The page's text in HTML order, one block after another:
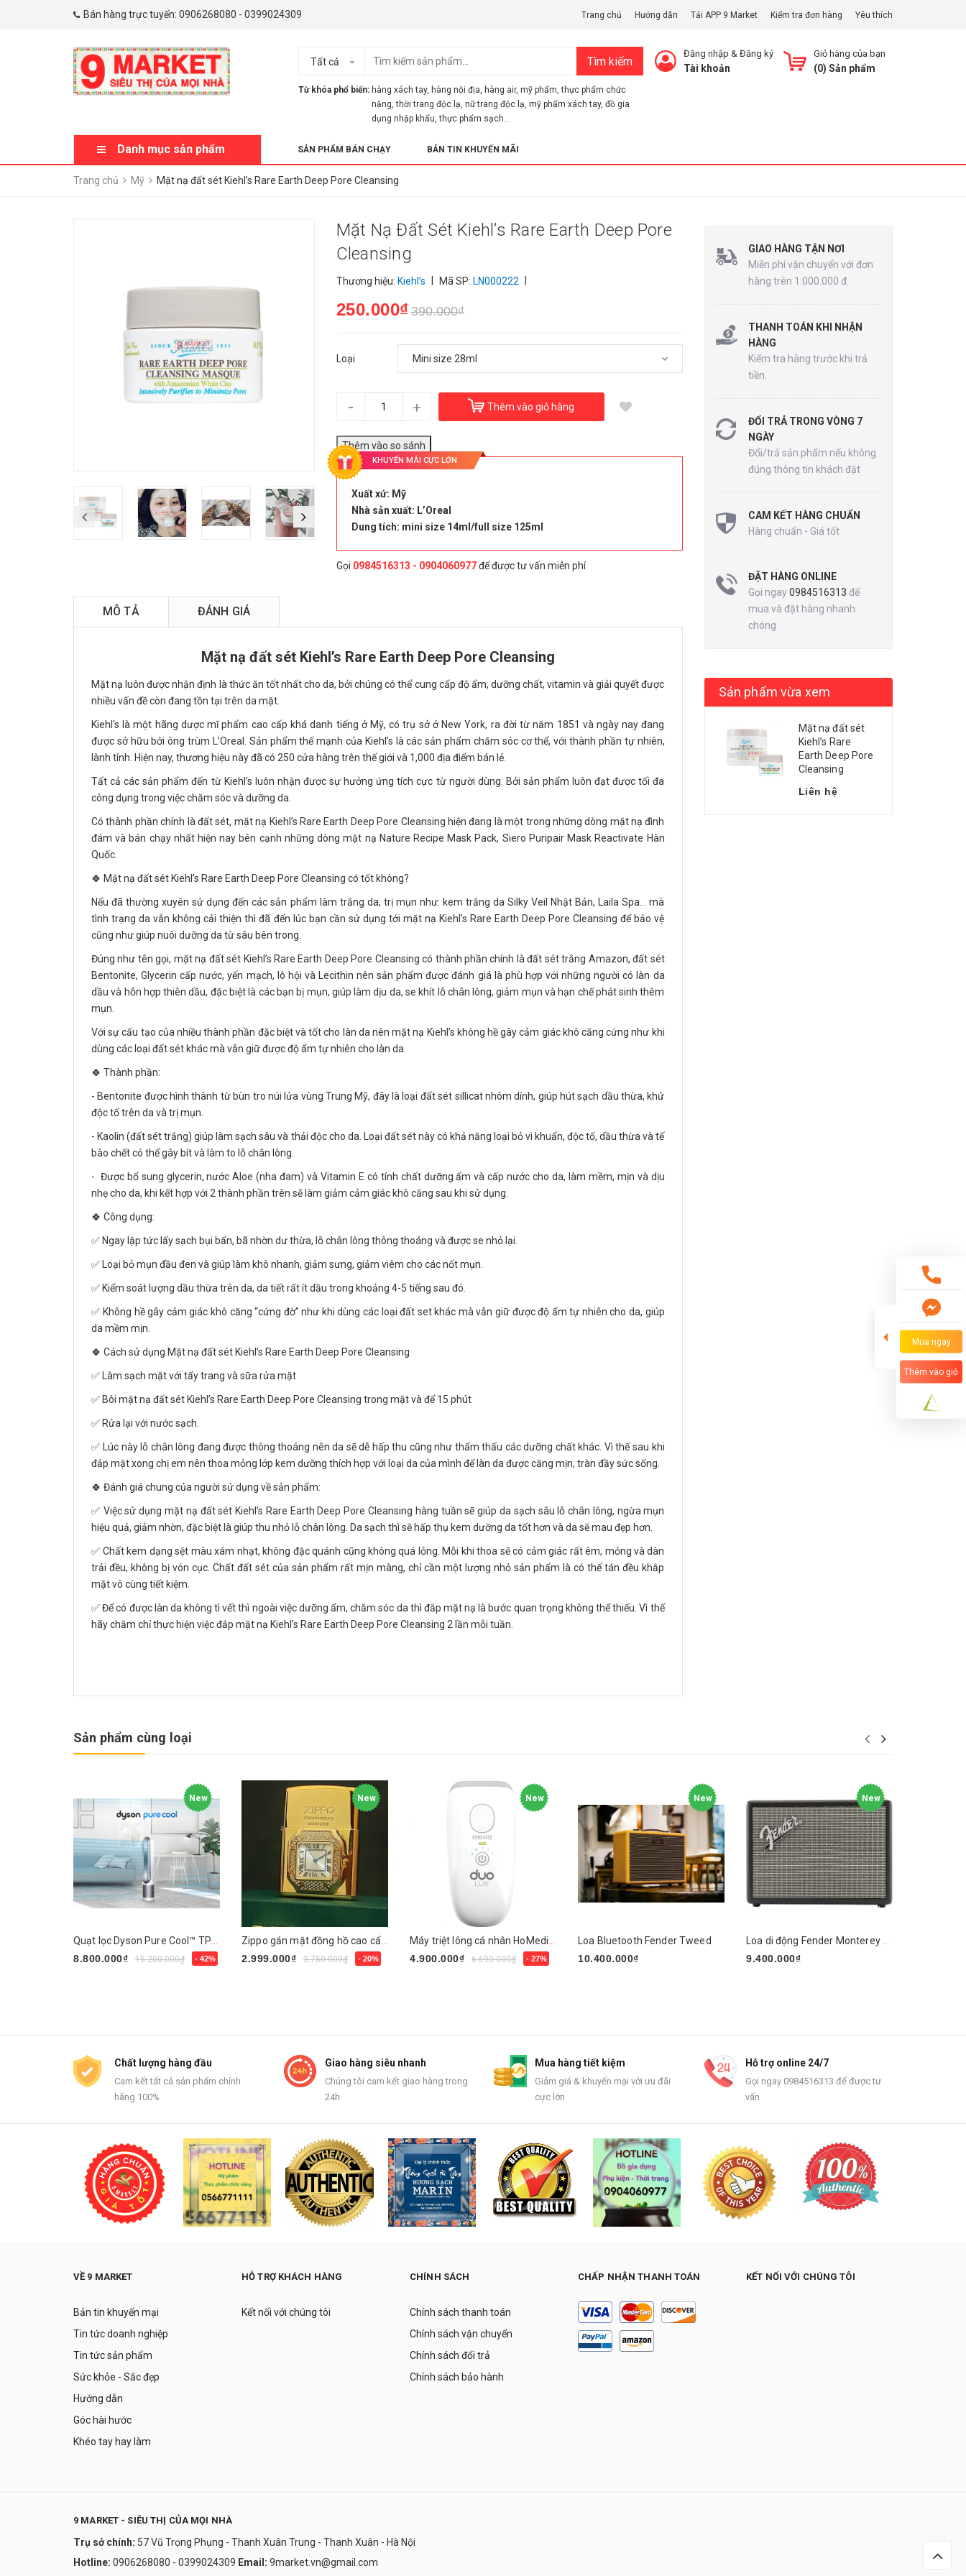
Bán hàng trực tuyến: 0906268080 - 0399024309 Trang chủ Hướng dẫn Tải APP 9 Market Kiểm tra đơn hàng Yêu thích
Tất cả Tìm kiếm
Từ khóa phổ biến: hàng xách tay, hàng nội địa, hàng air, mỹ phẩm,thực phẩm chức
năng,thời trang độc lạ, nữ trang độc lạ, mỹ phẩm xách tay, đồ gia
dụng nhập khẩu,thực phẩm sạch...
Giỏ hàng của bạn
(0) Sản phẩm
Đăng nhập & Đăng ký
Tài khoản
Danh mục sản phẩm SẢN PHẨM BÁN CHẠY BẢN TIN KHUYẾN MÃI
Trang chủ Mỹ Mặt nạ đất sét Kiehl’s Rare Earth Deep Pore Cleansing
Mặt Nạ Đất Sét Kiehl’s Rare Earth Deep Pore
Cleansing
Thương hiệu: Kiehl’s Mã SP: LN000222
250.000₫390.000₫
Loại
- + Thêm vào giỏ hàng
KHUYẾN MÃI CỰC LỚN
Xuất xứ: Mỹ
Nhà sản xuất: L’Oreal
Dung tích: mini size 14ml/full size 125ml
Gọi 0984516313 - 0904060977để được tư vấn miễn phí
MÔ TẢ ĐÁNH GIÁ
Mặt nạ đất sét Kiehl’s Rare Earth Deep Pore Cleansing
Mặt nạ luôn được nhận định là thức ăn tốt nhất cho da, bởi chúng có thể cung cấp độ ẩm, dưỡng chất, vitamin và giải quyết được
nhiều vấn đề còn đang tồn tại trên da mặt.
Kiehl's là một hãng dược mĩ phẩm cao cấp khá danh tiếng ở Mỹ, có trụ sở ở New York, ra đời từ năm 1851 và ngày nay đang
được sở hữu bởi ông trùm L’Oreal. Sản phẩm thế mạnh của Kiehl’s là các sản phẩm chăm sóc cơ thể, với thành phần tự nhiên,
lành tính. Hiện nay, thương hiệu này đã có 250 cửa hàng trên thế giới và 1,000 địa điểm bán lẻ.
Tất cả các sản phẩm đến từ Kiehl’s luôn nhận được sự hưởng ứng tích cực từ người dùng. Bởi sản phẩm luôn đạt được tối đa
công dụng trong việc chăm sóc và dưỡng da.
Có thành phần chính là đất sét, mặt nạ Kiehl’s Rare Earth Deep Pore Cleansing hiện đang là một trong những dòng mặt nạ đình
đám và bán chạy nhất hiện nay bên cạnh những dòng mặt nạ Nature Recipe Mask Pack, Siero Puripair Mask Reactivate Hàn
Quốc.
🍀 Mặt nạ đất sét Kiehl’s Rare Earth Deep Pore Cleansing có tốt không?
Nếu đã thường xuyên sử dụng đến các sản phẩm làm trắng da, trị mụn như: kem trắng da Silky Veil Nhật Bản, Laila Spa… mà
tình trạng da vẫn không cải thiện thì đã đến lúc bạn cần sử dụng tới mặt nạ Kiehl’s Rare Earth Deep Pore Cleansing để bảo vệ
cũng như giúp nuôi dưỡng da từ sâu bên trong.
Đúng như tên gọi, mặt nạ đất sét Kiehl’s Rare Earth Deep Pore Cleansing có thành phần chính là đất sét trắng Amazon, đất sét
Bentonite, Glycerin cấp nước, yến mạch, lô hội và Lecithin nên sản phẩm được đánh giá là phù hợp với những người có làn da
dầu và hỗn hợp thiên dầu, đặc biệt là các bạn bị mụn, giúp làm dịu da, se khít lỗ chân lông, giảm mụn và hạn chế phát sinh thêm
mụn.
Với sự cấu tạo của nhiều thành phần đặc biệt và tốt cho làn da nên mặt nạ Kiehl’s không hề gây cảm giác khô căng cứng như khi
dùng các loại đất sét khác mà vẫn giữ được độ ẩm tự nhiên cho làn da.
🍀 Thành phần:
- Bentonite được hình thành từ bùn tro núi lửa vùng Trung Mỹ, đây là loại đất sét sillicat nhôm dính, giúp hút sạch dầu thừa, khử
độc tố trên da và trị mụn.
- Kaolin (đất sét trắng) giúp làm sạch sâu và thải độc cho da. Loại đất sét này có khả năng loại bỏ vi khuẩn, độc tố, dầu thừa và tế
bào chết có thể gây bít và làm to lỗ chân lông.
- Được bổ sung glycerin, nước Aloe (nha đam) và Vitamin E có tính chất dưỡng ẩm và cấp nước cho da, làm mềm, mịn và dịu
nhẹ cho da, khi kết hợp với 2 thành phần trên sẽ làm giảm cảm giác khô căng sau khi sử dụng.
🍀 Công dụng:
✅ Ngay lập tức lấy sạch bụi bẩn, bã nhờn dư thừa, lỗ chân lông thông thoáng và được se nhỏ lại.
✅ Loại bỏ mụn đầu đen và giúp làm khô nhanh, giảm sưng, giảm viêm cho các nốt mụn.
✅ Kiểm soát lượng dầu thừa trên da, da tiết rất ít dầu trong khoảng 4-5 tiếng sau đó.
✅ Không hề gây cảm giác khô căng “cứng đờ” như khi dùng các loại đất set khác mà vẫn giữ được độ ẩm tự nhiên cho da, giúp
da mềm mịn.
🍀 Cách sử dụng Mặt nạ đất sét Kiehl’s Rare Earth Deep Pore Cleansing
✅ Làm sạch mặt với tẩy trang và sữa rửa mặt
✅ Bôi mặt nạ đất sét Kiehl’s Rare Earth Deep Pore Cleansing trong mặt và để 15 phút
✅ Rửa lại với nước sạch.
✅ Lúc này lỗ chân lông đang được thông thoáng nên da sẽ dễ hấp thu cũng như thẩm thấu các dưỡng chất khác. Vì thế sau khi
đắp mặt xong chị em nên thoa mỏng lớp kem dưỡng thích hợp với loại da của mình để làn da được căng mịn, tràn đầy sức sống.
🍀 Đánh giá chung của người sử dụng về sản phẩm:
✅ Việc sử dụng mặt nạ đất sét Kiehl’s Rare Earth Deep Pore Cleansing hàng tuần sẽ giúp da sạch sâu lỗ chân lông, ngừa mụn
hiệu quả, giảm nhờn, đặc biệt là giúp thu nhỏ lỗ chân lông. Da sạch thì sẽ hấp thụ kem dưỡng da tốt hơn và da sẽ mau đẹp hơn.
✅ Chất kem dạng sệt màu xám nhạt, không đặc quánh cũng không quá lỏng. Mỗi khi thoa sẽ có cảm giác rất êm, mỏng và dàn
trải đều, không bị vón cục. Chất đất sét của sản phẩm rất mịn màng, chỉ cần một lượng nhỏ sản phẩm là có thể tán đều khắp
mặt vô cùng tiết kiệm.
✅ Để có được làn da không tì vết thì ngoài việc dưỡng ẩm, chăm sóc da thì đắp mặt nạ là bước quan trọng không thể thiếu. Vì thế
hãy chăm chỉ thực hiện việc đắp mặt nạ Kiehl’s Rare Earth Deep Pore Cleansing 2 lần mỗi tuần.
GIAO HÀNG TẬN NƠI
Miễn phí vận chuyển với đơn
hàng trên 1.000.000 đ.
THANH TOÁN KHI NHẬN
HÀNG
Kiểm tra hàng trước khi trả
tiền.
ĐỔI TRẢ TRONG VÒNG 7
NGÀY
Đổi/trả sản phẩm nếu không
đúng thông tin khách đặt
CAM KẾT HÀNG CHUẨN
Hàng chuẩn - Giá tốt
ĐẶT HÀNG ONLINE
Gọi ngay0984516313 để
mua và đặt hàng nhanh
chóng
Sản phẩm vừa xem
Mặt nạ đất sét
Kiehl’s Rare
Earth Deep Pore
Cleansing
Liên hệ
Sản phẩm cùng loại
New
8.800.000₫
15.200.000₫ - 42%
New
Zippo gắn mặt đồng hồ cao cấp ZN295
2.999.000₫
3.750.000₫ - 20%
New
4.900.000₫
6.690.000₫ - 27%
New
Loa Bluetooth Fender Tweed
10.400.000₫
New
9.400.000₫
Chất lượng hàng đầu
Cam kết tất cả sản phẩm chính
hãng 100%
Giao hàng siêu nhanh
Chúng tôi cam kết giao hàng trong
24h
Mua hàng tiết kiệm
Giảm giá & khuyến mại với ưu đãi
cực lớn
Hỗ trợ online 24/7
Gọi ngay 0984516313 để được tư
vấn
VỀ 9 MARKET
Bản tin khuyến mại
Tin tức doanh nghiệp
Tin tức sản phẩm
Sức khỏe - Sắc đẹp
Hướng dẫn
Góc hài hước
Khéo tay hay làm
HỖ TRỢ KHÁCH HÀNG
Kết nối với chúng tôi
CHÍNH SÁCH
Chính sách thanh toán
Chính sách vận chuyển
Chính sách đổi trả
Chính sách bảo hành
CHẤP NHẬN THANH TOÁN KẾT NỐI VỚI CHÚNG TÔI
9 MARKET - SIÊU THỊ CỦA MỌI NHÀ
Trụ sở chính: 57 Vũ Trọng Phụng - Thanh Xuân Trung - Thanh Xuân - Hà Nội
Hotline: 0906268080 - 0399024309 Email: 9market.vn@gmail.com
Mua ngay
Thêm vào giỏ
250.000₫
Mini size 28ml
Loại
Mini size 28ml
Chọn Mua